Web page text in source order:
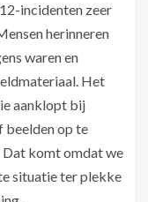
incidenten zeer
herinneren
waren en
Het
aanklopt bij
beelden op te
Dat komt omdat we
situatie ter plekke